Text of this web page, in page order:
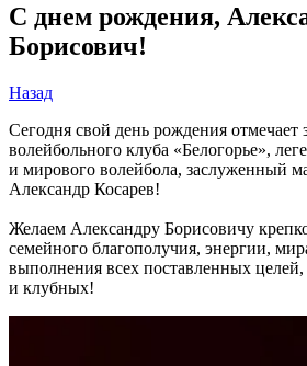
С днем рождения,
Борисович!
Назад
Сегодня свой день рождения отмечает
волейбольного клуба «Белогорье»,
и мирового волейбола, заслуженный
Александр Косарев!
Желаем Александру Борисовичу
семейного благополучия, энергии,
выполнения всех поставленных
и клубных!